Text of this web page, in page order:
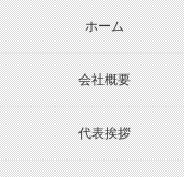
ホーム
会社概要
代表挨拶